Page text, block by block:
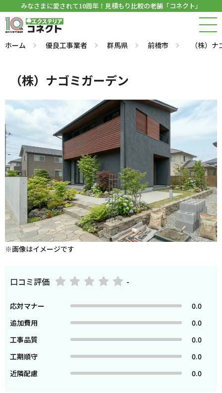
みなさまに愛されて10周年！見積もり比較の老舗「コネクト」
ホーム 優良工事業者 群馬県 前橋市 （株）
（株）ナゴミガーデン
※画像はイメージです
口コミ評価 -
応対マナー
0.0
追加費用
0.0
工事品質
0.0
工期順守
0.0
近隣配慮
0.0